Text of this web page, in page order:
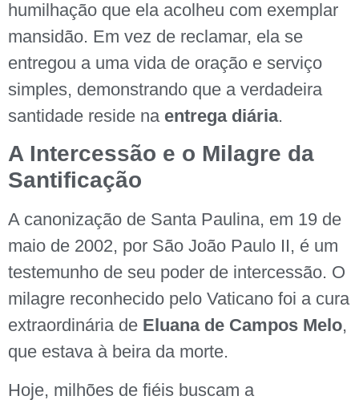
humilhação que ela acolheu com exemplar
mansidão. Em vez de reclamar, ela se
entregou a uma vida de oração e serviço
simples, demonstrando que a verdadeira
santidade reside na entrega diária.
A Intercessão e o Milagre da
Santificação
A canonização de Santa Paulina, em 19 de
maio de 2002, por São João Paulo II, é um
testemunho de seu poder de intercessão. O
milagre reconhecido pelo Vaticano foi a cura
extraordinária de Eluana de Campos Melo,
que estava à beira da morte.
Hoje, milhões de fiéis buscam a